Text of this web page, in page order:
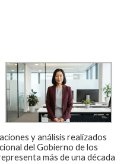
y análisis realizados
del Gobierno de los
más de una década